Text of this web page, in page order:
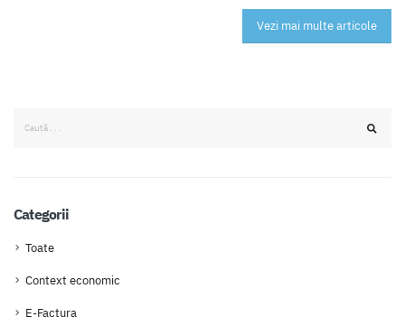
Vezi mai multe articole
Categorii
Toate
Context economic
E-Factura